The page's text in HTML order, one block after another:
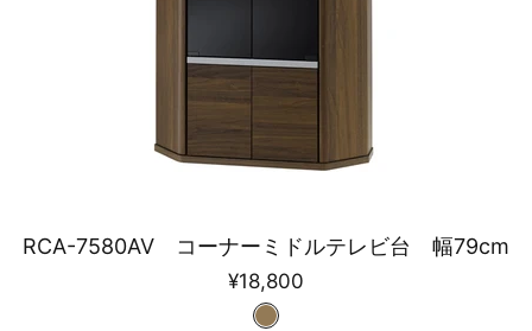
RCA-7580AV コーナーミドルテレビ台 幅79cm
¥18,800